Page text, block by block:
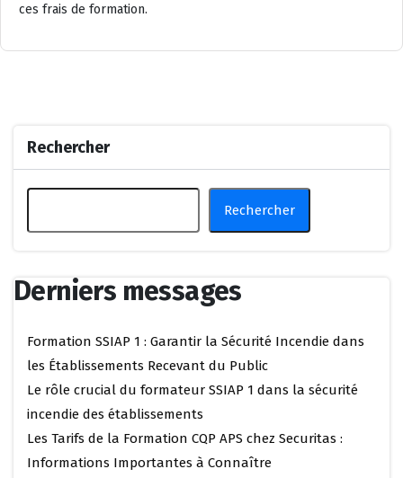
ces frais de formation.
Rechercher
Rechercher
Derniers messages
Formation SSIAP 1 : Garantir la Sécurité Incendie dans
les Établissements Recevant du Public
Le rôle crucial du formateur SSIAP 1 dans la sécurité
incendie des établissements
Les Tarifs de la Formation CQP APS chez Securitas :
Informations Importantes à Connaître